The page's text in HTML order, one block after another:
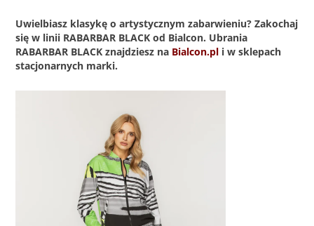
Uwielbiasz klasykę o artystycznym zabarwieniu? Zakochaj
się w linii RABARBAR BLACK od Bialcon. Ubrania
RABARBAR BLACK znajdziesz na Bialcon.pl i w sklepach
stacjonarnych marki.